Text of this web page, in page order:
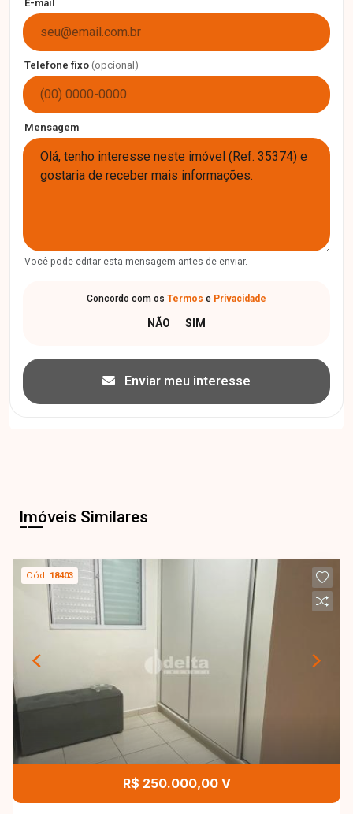
E-mail
Telefone fixo (opcional)
Mensagem
Você pode editar esta mensagem antes de enviar.
Concordo com os Termos e Privacidade
Enviar meu interesse
Imóveis Similares
Cód. 18403
R$ 250.000,00 V